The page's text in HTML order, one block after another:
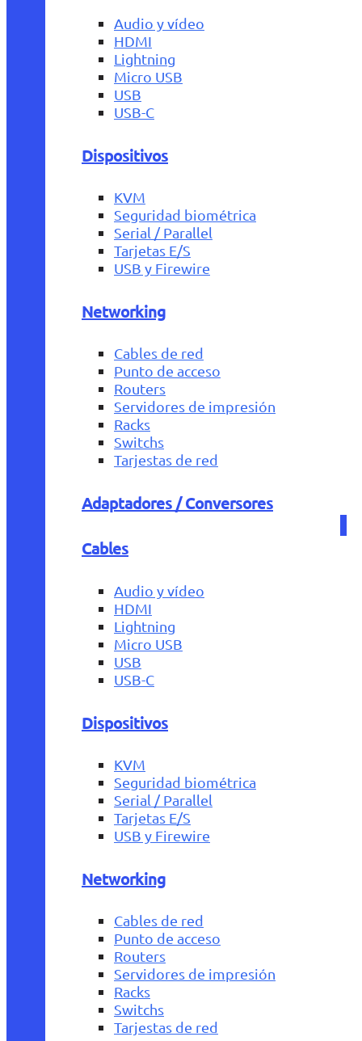
Audio y vídeo
HDMI
Lightning
Micro USB
USB
USB-C
Dispositivos
KVM
Seguridad biométrica
Serial / Parallel
Tarjetas E/S
USB y Firewire
Networking
Cables de red
Punto de acceso
Routers
Servidores de impresión
Racks
Switchs
Tarjestas de red
Adaptadores / Conversores
Cables
Audio y vídeo
HDMI
Lightning
Micro USB
USB
USB-C
Dispositivos
KVM
Seguridad biométrica
Serial / Parallel
Tarjetas E/S
USB y Firewire
Networking
Cables de red
Punto de acceso
Routers
Servidores de impresión
Racks
Switchs
Tarjestas de red